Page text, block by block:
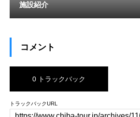
施設紹介
コメント
0 トラックバック
トラックバックURL